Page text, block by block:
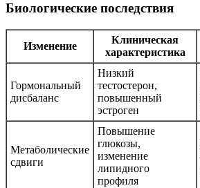
Биологические последствия
Изменение
Клиническая
характеристика
Гормональный
дисбаланс
Низкий
тестостерон,
повышенный
эстроген
Метаболические
сдвиги
Повышение
глюкозы,
изменение
липидного
профиля